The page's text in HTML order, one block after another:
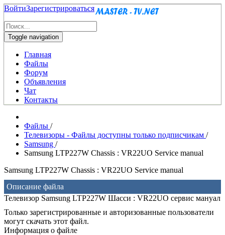
ВойтиЗарегистрироваться
Toggle navigation
Главная
Файлы
Форум
Объявления
Чат
Контакты
Файлы /
Телевизоры - Файлы доступны только подписчикам /
Samsung /
Samsung LTP227W Chassis : VR22UO Service manual
Samsung LTP227W Chassis : VR22UO Service manual
Описание файла
Телевизор Samsung LTP227W Шасси : VR22UO сервис мануал
Только зарегистрированные и авторизованные пользователи
могут скачать этот файл.
Информация о файле